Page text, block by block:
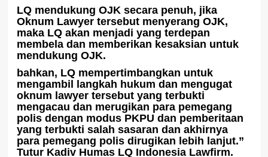
LQ mendukung OJK secara penuh, jika
Oknum Lawyer tersebut menyerang OJK,
maka LQ akan menjadi yang terdepan
membela dan memberikan kesaksian untuk
mendukung OJK.
bahkan, LQ mempertimbangkan untuk
mengambil langkah hukum dan mengugat
oknum lawyer tersebut yang terbukti
mengacau dan merugikan para pemegang
polis dengan modus PKPU dan pemberitaan
yang terbukti salah sasaran dan akhirnya
para pemegang polis dirugikan lebih lanjut.”
Tutur Kadiv Humas LQ Indonesia Lawfirm.